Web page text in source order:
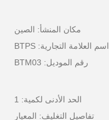
مكان المنشأ: الصين
اسم العلامة التجارية: BTPS
رقم الموديل: BTM03
الحد الأدنى لكمية: 1
تفاصيل التغليف: المعيار